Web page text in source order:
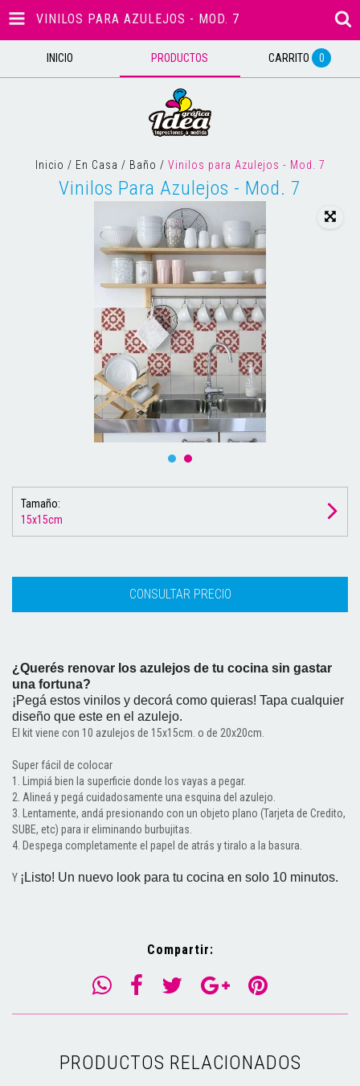
VINILOS PARA AZULEJOS - MOD. 7
INICIO PRODUCTOS CARRITO 0
Inicio / En Casa / Baño / Vinilos para Azulejos - Mod. 7
Vinilos Para Azulejos - Mod. 7
Tamaño:
15x15cm
¿Querés renovar los azulejos de tu cocina sin gastar
una fortuna?
¡Pegá estos vinilos y decorá como quieras! Tapa cualquier
diseño que este en el azulejo.
El kit viene con 10 azulejos de 15x15cm. o de 20x20cm.
Super fácil de colocar
1. Limpiá bien la superficie donde los vayas a pegar.
2. Alineá y pegá cuidadosamente una esquina del azulejo.
3. Lentamente, andá presionando con un objeto plano (Tarjeta de Credito,
SUBE, etc) para ir eliminando burbujitas.
4. Despega completamente el papel de atrás y tiralo a la basura.
Y ¡Listo! Un nuevo look para tu cocina en solo 10 minutos.
Compartir:
PRODUCTOS RELACIONADOS